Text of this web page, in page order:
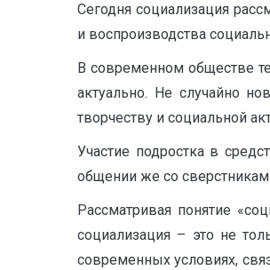
Сегодня социализация
и воспроизводства
В современном обществе
актуально. Не случайно
творчеству и социальной
Участие подростка в
общении же со
Рассматривая понятие
социализация – это не
современных условиях,